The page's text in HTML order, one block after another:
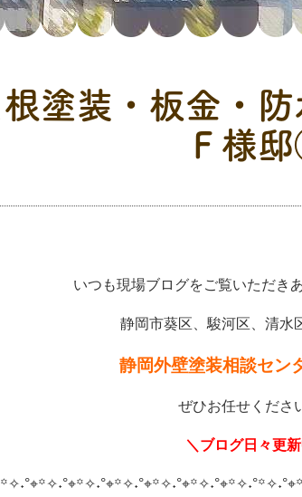
根塗装・板金・
Ｆ様
いつも現場ブログをご覧いただき
静岡市葵区、駿河区、清水
静岡外壁塗装相談セン
ぜひお任せくだ
＼ブログ日々更